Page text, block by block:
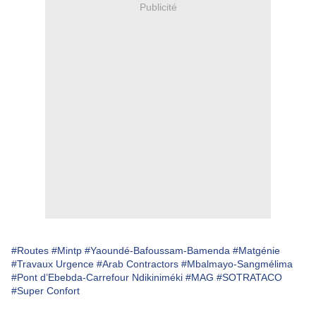
Publicité
#Routes #Mintp #Yaoundé-Bafoussam-Bamenda #Matgénie
#Travaux Urgence #Arab Contractors #Mbalmayo-Sangmélima
#Pont d’Ebebda-Carrefour Ndikiniméki #MAG #SOTRATACO
#Super Confort